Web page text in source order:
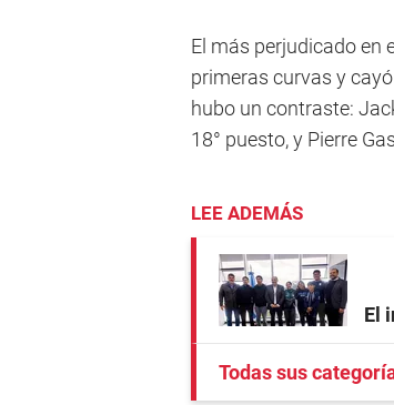
El más perjudicado en
primeras curvas y
hubo un contraste:
18° puesto, y Pierre
LEE ADEMÁS
El
Todas sus